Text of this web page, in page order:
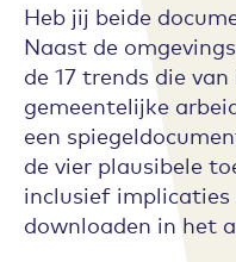
Heb jij beide
Naast de
de 17 trends die
gemeentelijke
een
de vier plausibele
inclusief implicaties
downloaden in het